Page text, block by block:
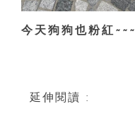
今天狗狗也粉紅~~~
延伸閱讀 :